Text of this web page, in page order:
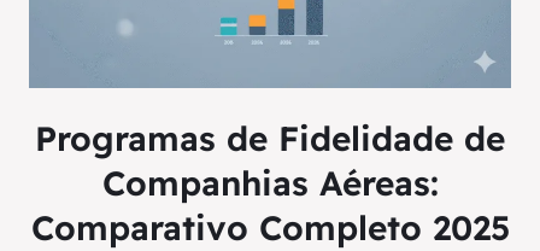
Programas de Fidelidade de
Companhias Aéreas:
Comparativo Completo 2025